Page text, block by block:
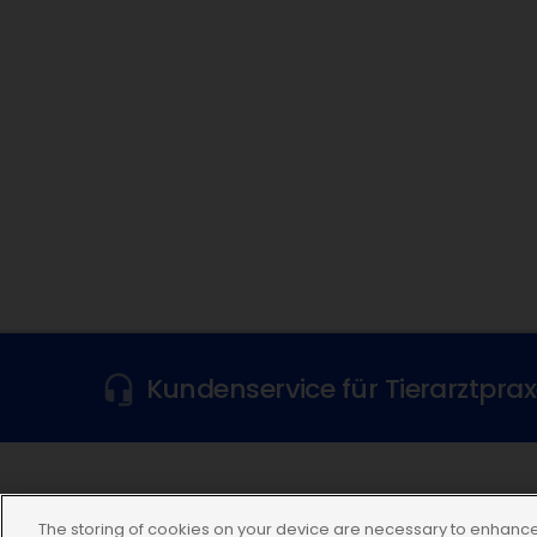
Kundenservice für
The storing of cookies on your device are necessary to